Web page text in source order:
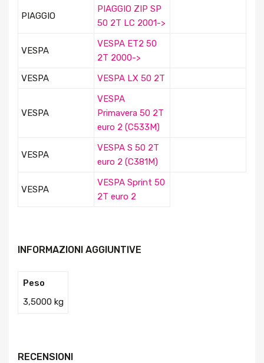
PIAGGIO
PIAGGIO ZIP SP
50 2T LC 2001->
VESPA
VESPA ET2 50
2T 2000->
VESPA
VESPA LX 50 2T
VESPA
VESPA
Primavera 50 2T
euro 2 (C533M)
VESPA
VESPA S 50 2T
euro 2 (C381M)
VESPA
VESPA Sprint 50
2T euro 2
INFORMAZIONI AGGIUNTIVE
Peso
3,5000 kg
RECENSIONI